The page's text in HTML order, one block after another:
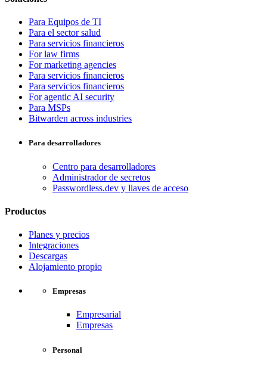
Para Equipos de TI
Para el sector salud
Para servicios financieros
For law firms
For marketing agencies
Para servicios financieros
Para servicios financieros
For agentic AI security
Para MSPs
Bitwarden across industries
Para desarrolladores
Centro para desarrolladores
Administrador de secretos
Passwordless.dev y llaves de acceso
Productos
Planes y precios
Integraciones
Descargas
Alojamiento propio
Empresas
Empresarial
Empresas
Personal